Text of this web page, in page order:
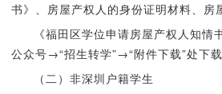
书》、房屋产权人的身份证明材料、房
《福田区学位申请房屋产权人知情
公众号→“招生转学”→“附件下载”处下载
（二）非深圳户籍学生